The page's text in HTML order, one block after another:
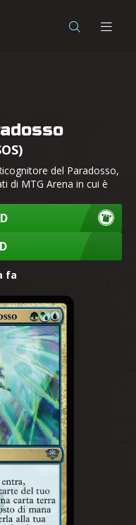
del Paradosso,
di MTG Arena in cui è
fa